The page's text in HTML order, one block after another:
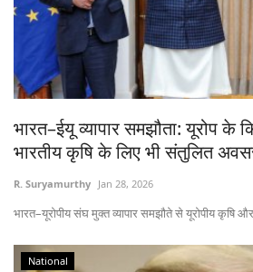
English Hindi
भारत–ईयू व्यापार समझौता: यूरोप के
भारतीय कृषि के लिए भी संतुलित
R. Suryamurthy Jan 28, 2026
भारत–यूरोपीय संघ मुक्त व्यापार समझौते से यूरोपीय कृषि
National